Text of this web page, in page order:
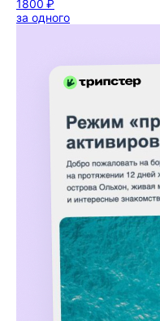
1800 ₽
за одного